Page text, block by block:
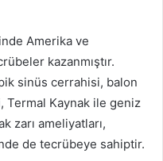
Amerika ve
kazanmıştır.
sinüs cerrahisi, balon
Kaynak ile geniz
zarı ameliyatları,
de tecrübeye sahiptir.